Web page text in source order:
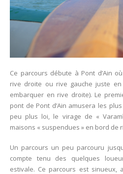
Ce parcours débute à Pont d’Ain
rive droite ou rive gauche juste
embarquer en rive droite). Le
pont de Pont d’Ain amusera les
peu plus loi, le virage de «
maisons « suspendues » en bord de
Un parcours un peu parcouru
compte tenu des quelques
estivale. Ce parcours est sinueux,